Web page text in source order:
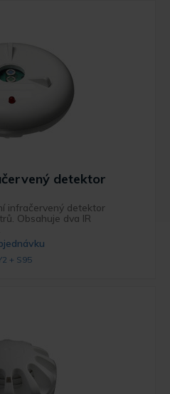
detektor
infračervený detektor
Obsahuje dva IR
+ S95